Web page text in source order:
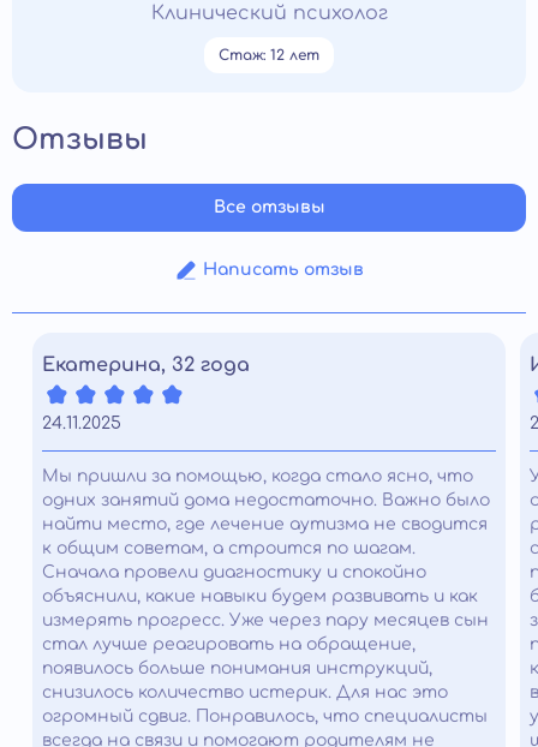
Клинический психолог
Стаж: 12 лет
Отзывы
Написать отзыв
Все отзывы
Екатерина, 32 года
24.11.2025
Мы пришли за помощью, когда стало ясно, что
одних занятий дома недостаточно. Важно было
найти место, где лечение аутизма не сводится
к общим советам, а строится по шагам.
Сначала провели диагностику и спокойно
объяснили, какие навыки будем развивать и как
измерять прогресс. Уже через пару месяцев сын
стал лучше реагировать на обращение,
появилось больше понимания инструкций,
снизилось количество истерик. Для нас это
огромный сдвиг. Понравилось, что специалисты
всегда на связи и помогают родителям не